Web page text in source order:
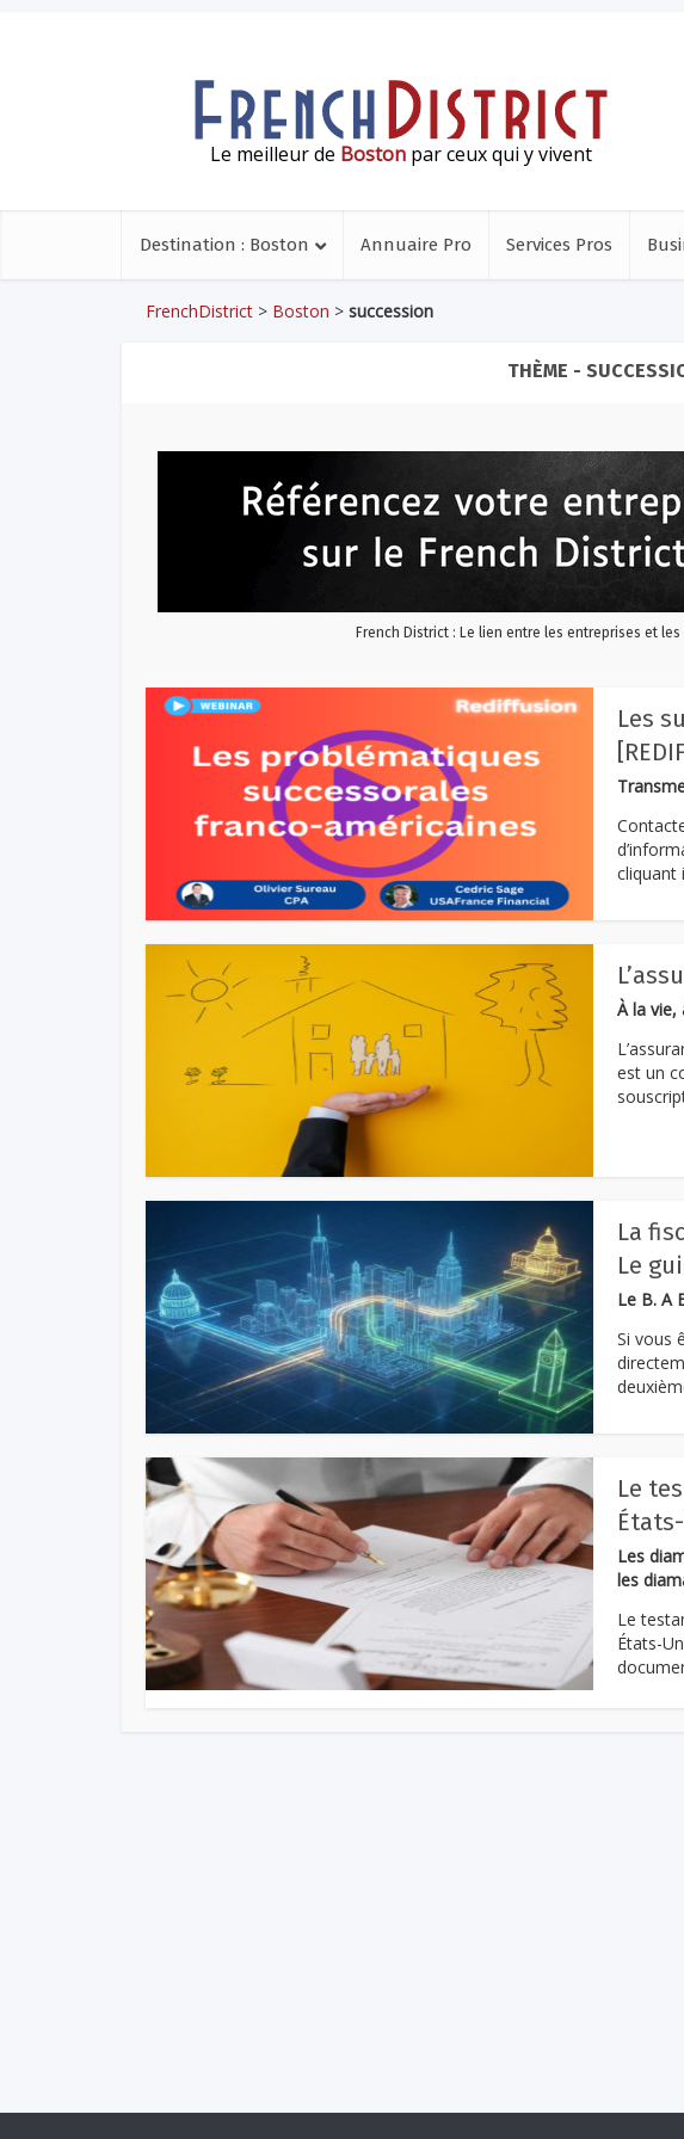
Le meilleur de Boston par ceux qui y vivent
Destination : Boston Annuaire Pro Services Pros
FrenchDistrict > Boston > succession
THÈME -
French District : Le lien entre les entreprises et
Les
cliquant
À la vie,
est un
La
Le
Le B. A
Si vous
Le
Les
les
Le
États-